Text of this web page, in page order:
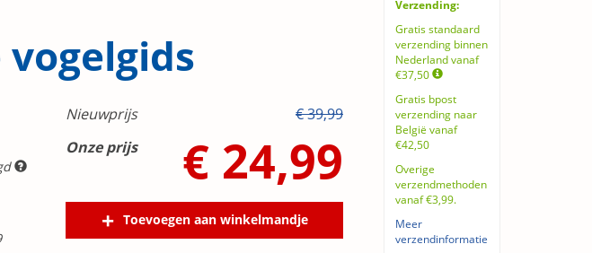
Verzending:
Gratis standaard
verzending binnen
Nederland vanaf
€37,50
Gratis bpost
verzending naar
België vanaf
€42,50
Overige
verzendmethoden
vanaf €3,99.
Meer
verzendinformatie
Nieuwprijs
€ 39,99
Onze prijs
€ 24,99
Toevoegen aan winkelmandje